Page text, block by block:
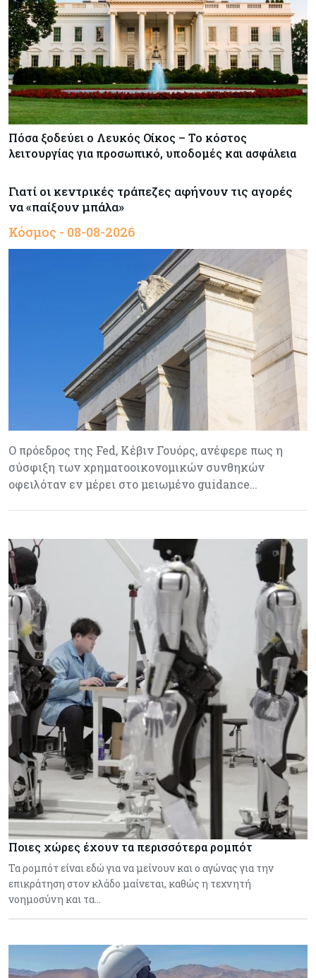
Πόσα ξοδεύει ο Λευκός Οίκος – Το κόστος
λειτουργίας για προσωπικό, υποδομές και ασφάλεια
Γιατί οι κεντρικές τράπεζες αφήνουν τις αγορές
να «παίξουν μπάλα»
Κόσμος - 08-08-2026
Ο πρόεδρος της Fed, Κέβιν Γουόρς, ανέφερε πως η
σύσφιξη των χρηματοοικονομικών συνθηκών
οφειλόταν εν μέρει στο μειωμένο guidance…
Ποιες χώρες έχουν τα περισσότερα ρομπότ
Τα ρομπότ είναι εδώ για να μείνουν και ο αγώνας για την
επικράτηση στον κλάδο μαίνεται, καθώς η τεχνητή
νοημοσύνη και τα…